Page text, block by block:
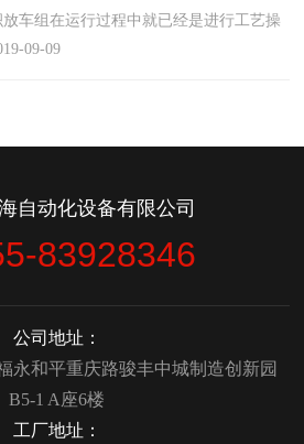
了不同的方法、技术和操作方式，而这最
将影响一个制造商进行有效竞争的能力。
放车组在运行过程中就已经是进行工艺操
的区段，运行速度是由积放小车组的运行
09-09
自动化设备有限公司
83928346
公司地址：
永和平重庆路骏丰中城制造创新园
B5-1 A座6楼
工厂地址：